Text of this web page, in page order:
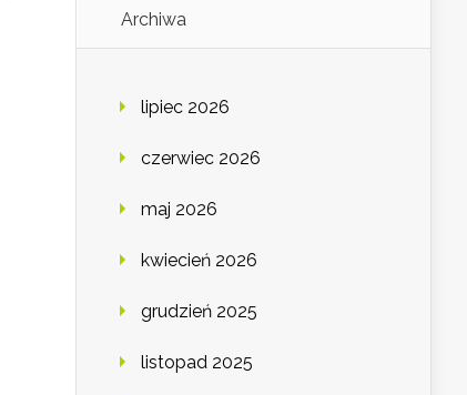
Archiwa
lipiec 2026
czerwiec 2026
maj 2026
kwiecień 2026
grudzień 2025
listopad 2025